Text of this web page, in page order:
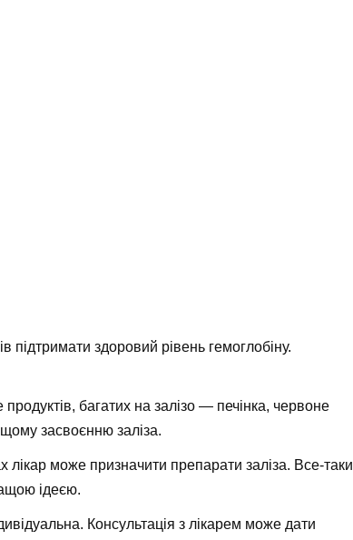
здоровий рівень гемоглобіну.
продуктів, багатих на залізо — печінка, червоне
засвоєнню заліза.
лікар може призначити препарати заліза. Все-таки
ідеєю.
Консультація з лікарем може дати